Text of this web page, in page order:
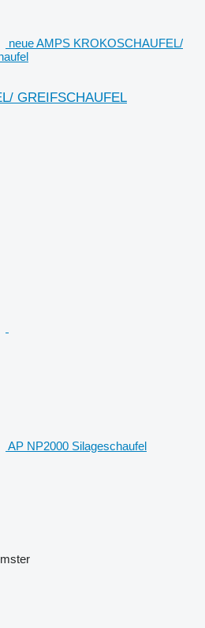
neue AMPS KROKOSCHAUFEL/
GREIFSCHAUFEL
AP NP2000 Silageschaufel